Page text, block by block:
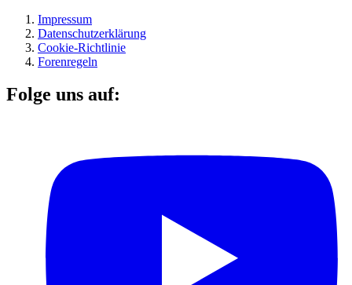
Impressum
Datenschutzerklärung
Cookie-Richtlinie
Forenregeln
Folge uns auf: